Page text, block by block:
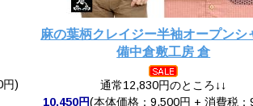
円)
麻の葉柄クレイジー半袖オープン
備中倉敷工房 倉
通常12,830円のところ↓↓
10,450円(本体価格：9,500円 + 消費税：